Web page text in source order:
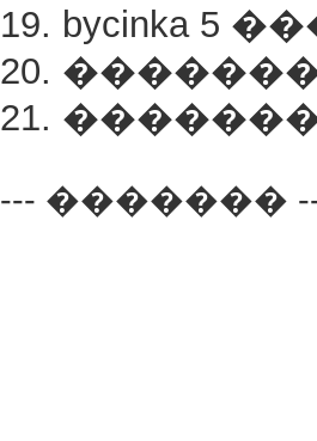
19. bycinka 5
20.
21.
--- �������